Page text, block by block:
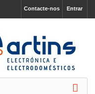
Entrar
Contacte-nos